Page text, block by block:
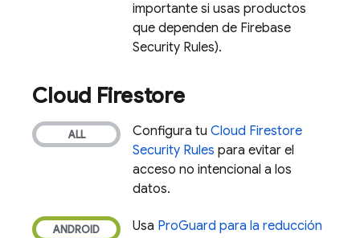
importante si usas productos
que dependen de Firebase
Security Rules).
Cloud Firestore
Configura tu Cloud Firestore
Security Rules para evitar el
acceso no intencional a los
datos.
Usa ProGuard para la reducción